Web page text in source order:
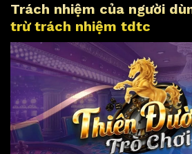
Trách nhiệm của người
trừ trách nhiệm tdtc